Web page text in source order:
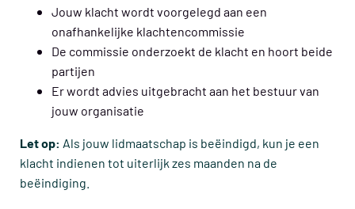
Jouw klacht wordt voorgelegd aan een
onafhankelijke klachtencommissie
De commissie onderzoekt de klacht en hoort beide
partijen
Er wordt advies uitgebracht aan het bestuur van
jouw organisatie
Let op: Als jouw lidmaatschap is beëindigd, kun je een
klacht indienen tot uiterlijk zes maanden na de
beëindiging.